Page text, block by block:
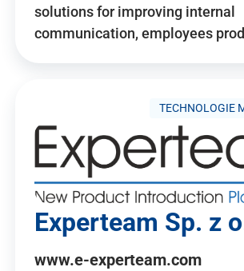
solutions for improving internal
communication, employees
TECHNOLOGIE
Experteam Sp. z
www.e-experteam.com